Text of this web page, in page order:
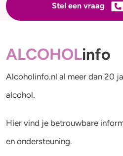
Stel een vraag
ALCOHOLinfo
Alcoholinfo.nl al meer dan 20
alcohol.
Hier vind je betrouwbare
en ondersteuning.